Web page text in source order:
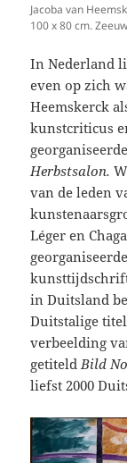
Jacoba van
100 x 80 cm.
In Nederland
even op zich
Heemskerck
kunstcriticus
Herbstsalon.
van de leden
Léger en
in Duitsland
Duitstalige
verbeelding
getiteld Bild
liefst 2000